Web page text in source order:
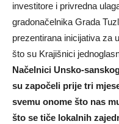
investitore i privredna
gradonačelnika Grada
prezentirana inicijativa za
što su Krajišnici
Načelnici Unsko-
su započeli prije tri
svemu onome što nas
što se tiče lokalnih